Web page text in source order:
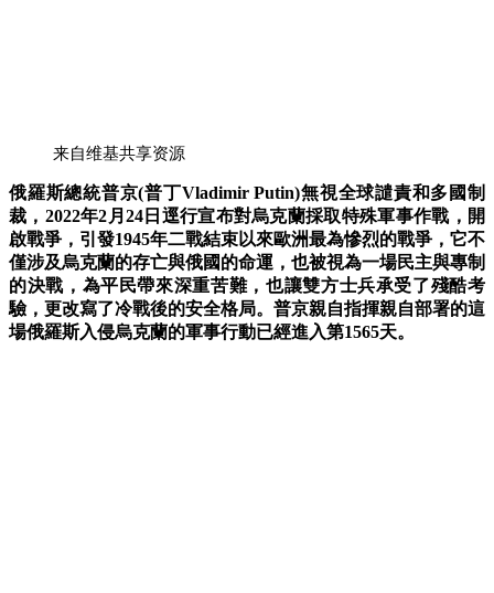
来自维基共享资源
俄羅斯總統普京(普丁Vladimir Putin)無視全球譴責和多國制
裁，2022年2月24日逕行宣布對烏克蘭採取特殊軍事作戰，開
啟戰爭，引發1945年二戰結束以來歐洲最為慘烈的戰爭，它不
僅涉及烏克蘭的存亡與俄國的命運，也被視為一場民主與專制
的決戰， 為平民帶來深重苦難，也讓雙方士兵承受了殘酷考
驗，更改寫了冷戰後的安全格局。 普京親自指揮親自部署的這
場俄羅斯入侵烏克蘭的軍事行動已經進入第1565天。